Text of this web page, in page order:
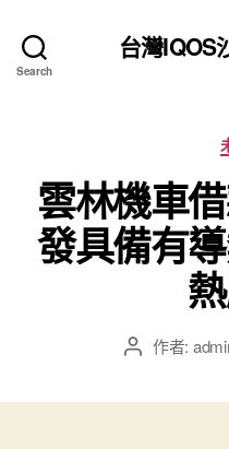
Search
台灣IQOS
雲林機車
發具備有
文 作者: